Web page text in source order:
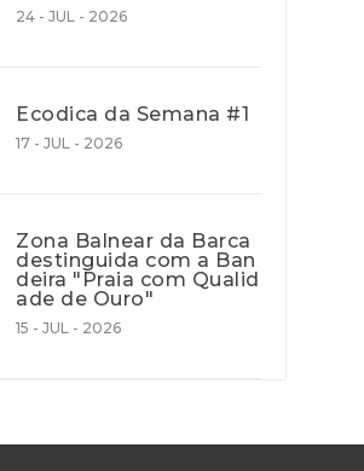
24 - JUL - 2026
Ecodica da Semana #1
17 - JUL - 2026
Zona Balnear da Barca
destinguida com a Ban
deira "Praia com Qualid
ade de Ouro"
15 - JUL - 2026